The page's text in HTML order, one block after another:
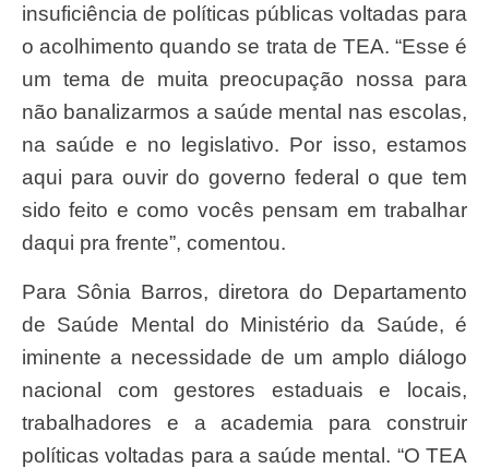
insuficiência de políticas públicas voltadas para
o acolhimento quando se trata de TEA. “Esse é
um tema de muita preocupação nossa para
não banalizarmos a saúde mental nas escolas,
na saúde e no legislativo. Por isso, estamos
aqui para ouvir do governo federal o que tem
sido feito e como vocês pensam em trabalhar
daqui pra frente”, comentou.
Para Sônia Barros, diretora do Departamento
de Saúde Mental do Ministério da Saúde, é
iminente a necessidade de um amplo diálogo
nacional com gestores estaduais e locais,
trabalhadores e a academia para construir
políticas voltadas para a saúde mental. “O TEA